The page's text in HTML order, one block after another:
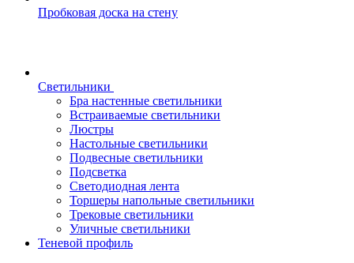
Пробковая доска на стену
Светильники
Бра настенные светильники
Встраиваемые светильники
Люстры
Настольные светильники
Подвесные светильники
Подсветка
Светодиодная лента
Торшеры напольные светильники
Трековые светильники
Уличные светильники
Теневой профиль